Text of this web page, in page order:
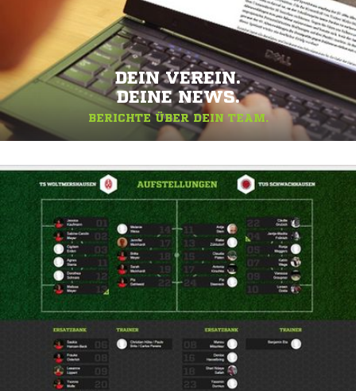
DEIN VEREIN.
DEINE NEWS.
BERICHTE ÜBER DEIN TEAM.